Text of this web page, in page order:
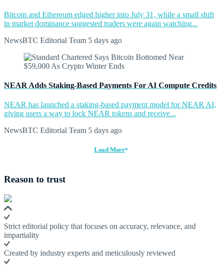
Bitcoin and Ethereum edged higher into July 31, while a small shift
in market dominance suggested traders were again watching...
NewsBTC Editorial Team 5 days ago
NEAR Adds Staking-Based Payments For AI Compute Credits
NEAR has launched a staking-based payment model for NEAR AI,
giving users a way to lock NEAR tokens and receive...
NewsBTC Editorial Team 5 days ago
Load More
Reason to trust
Strict editorial policy that focuses on accuracy, relevance, and
impartiality
Created by industry experts and meticulously reviewed